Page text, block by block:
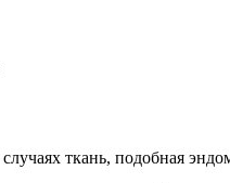
ткань, подобная